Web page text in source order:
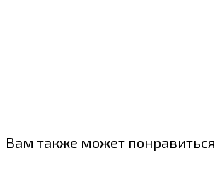
Вам также может понравиться